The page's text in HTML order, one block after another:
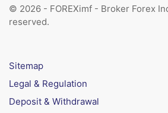
© 2026 - FOREXimf - Broker Forex
reserved.
Sitemap
Legal & Regulation
Deposit & Withdrawal